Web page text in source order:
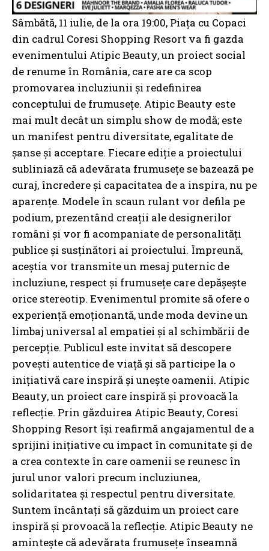
Sâmbătă, 11 iulie, de la ora 19:00, Piața cu Copaci
din cadrul Coresi Shopping Resort va fi gazda
evenimentului Atipic Beauty, un proiect social
de renume în România, care are ca scop
promovarea incluziunii și redefinirea
conceptului de frumusețe. Atipic Beauty este
mai mult decât un simplu show de modă; este
un manifest pentru diversitate, egalitate de
șanse și acceptare. Fiecare ediție a proiectului
subliniază că adevărata frumusețe se bazează pe
curaj, încredere și capacitatea de a inspira, nu pe
aparențe. Modele în scaun rulant vor defila pe
podium, prezentând creații ale designerilor
români și vor fi acompaniate de personalități
publice și susținători ai proiectului. Împreună,
aceștia vor transmite un mesaj puternic de
incluziune, respect și frumusețe care depășește
orice stereotip. Evenimentul promite să ofere o
experiență emoționantă, unde moda devine un
limbaj universal al empatiei și al schimbării de
percepție. Publicul este invitat să descopere
povești autentice de viață și să participe la o
inițiativă care inspiră și unește oamenii. Atipic
Beauty, un proiect care inspiră și provoacă la
reflecție. Prin găzduirea Atipic Beauty, Coresi
Shopping Resort își reafirmă angajamentul de a
sprijini inițiative cu impact în comunitate și de
a crea contexte în care oamenii se reunesc în
jurul unor valori precum incluziunea,
solidaritatea și respectul pentru diversitate.
Suntem încântați să găzduim un proiect care
inspiră și provoacă la reflecție. Atipic Beauty ne
amintește că adevărata frumusețe înseamnă